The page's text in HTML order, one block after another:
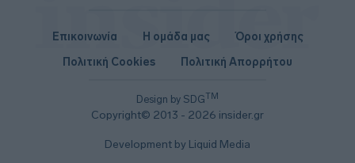
Design by SDGTM
Copyright© 2013 - 2026 insider.gr
Επικοινωνία Η ομάδα μας
Όροι χρήσης
Πολιτική Cookies
Πολιτική Απορρήτου
Development by Liquid Media